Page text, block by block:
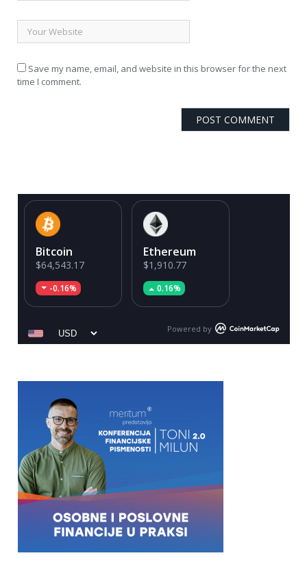
Save my name, email, and website in this browser for the next
time I comment.
Bitcoin
$64,543.17
-0.16%
Ethereum
$1,910.77
0.16%
Powered by